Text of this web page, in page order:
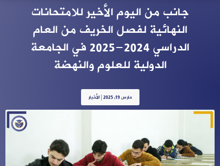
جانب من اليوم الأخير للامتحانات
النهائية لفصل الخريف من العام
الدراسي 2024-2025 في الجامعة
الدولية للعلوم والنهضة
مارس 19, 2025 |الأخبار